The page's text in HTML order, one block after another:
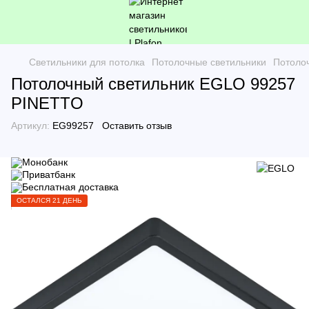
Светильники для потолка Потолочные светильники
Потолочный светильник EGLO 99257
PINETTO
Артикул: EG99257 Оставить отзыв
ОСТАЛСЯ 21 ДЕНЬ